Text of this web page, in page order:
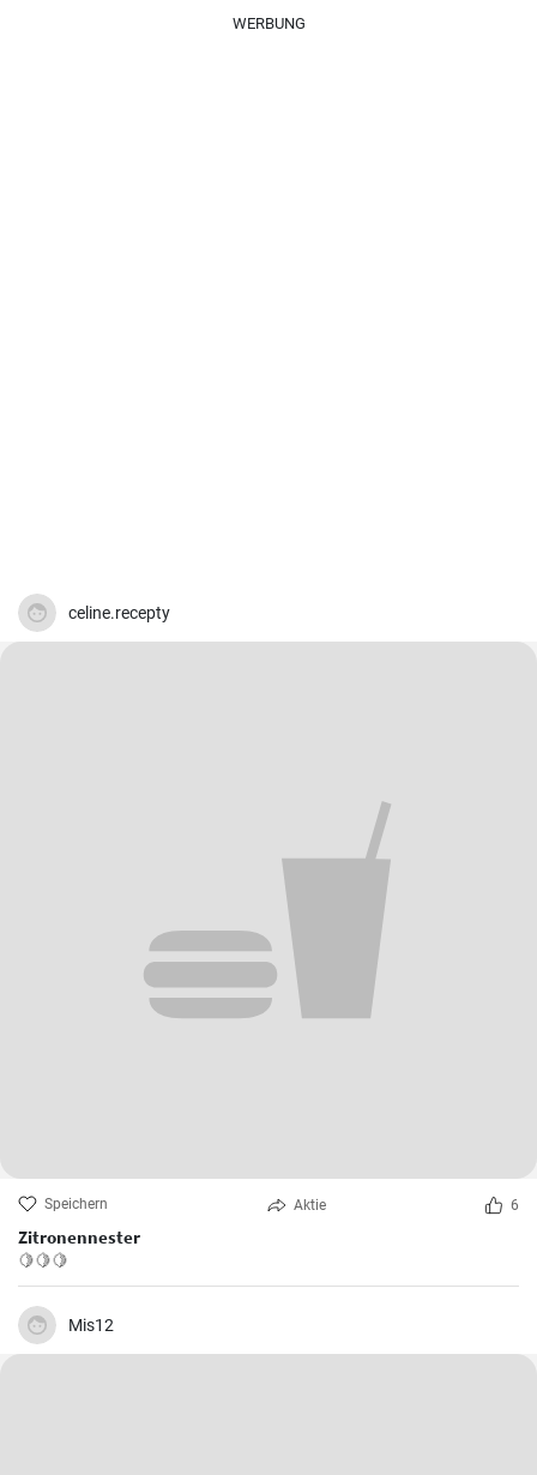
WERBUNG
celine.recepty
Speichern Aktie 6
Zitronennester
🍋🍋🍋
Mis12